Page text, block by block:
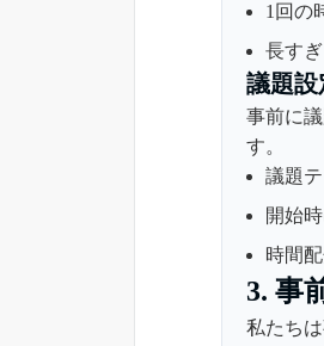
1回の
長す
議題設
事前に
す。
議題
開始
時間
3. 事
私たち